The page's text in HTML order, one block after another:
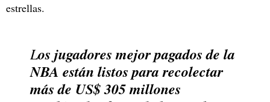
estrellas.
Los jugadores mejor pagados de la
NBA están listos para recolectar
más de US$ 305 millones